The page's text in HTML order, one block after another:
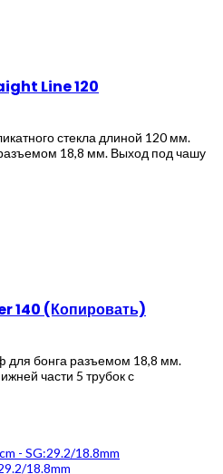
Line 120
стекла длиной 120 мм.
18,8 мм. Выход под чашу
140 (Копировать)
бонга разъемом 18,8 мм.
части 5 трубок с